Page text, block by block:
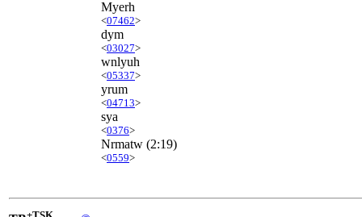
Myerh
<07462>
dym
<03027>
wnlyuh
<05337>
yrum
<04713>
sya
<0376>
Nrmatw (2:19)
<0559>